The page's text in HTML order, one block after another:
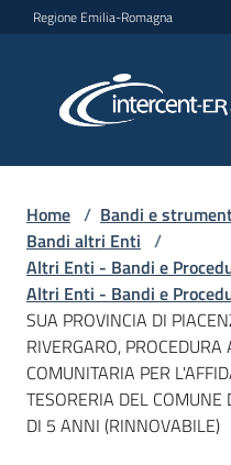
Vai al contenuto
Vai alla navigazione
Vai al footer
Regione Emilia-Romagna
per lo
L'Agenzia
Bandi
e
Home / Bandi e
Bandi altri Enti /
Altri Enti - Bandi e
Altri Enti - Bandi e
SUA PROVINCIA DI
RIVERGARO,
COMUNITARIA PER
TESORERIA DEL COMUNE
DI 5 ANNI (RINNOVABILE)